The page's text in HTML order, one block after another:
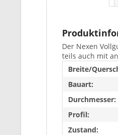
Der Nexen
teils auch mit
Breite/
Bauart:
Durchmesser:
Profil:
Zustand: